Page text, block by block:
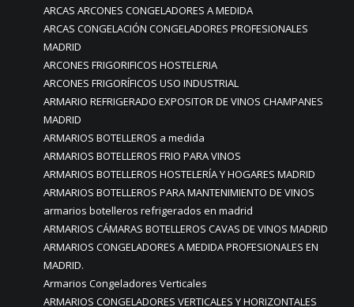
ARCAS ARCONES CONGELADORES A MEDIDA
ARCAS CONGELACIÓN CONGELADORES PROFESIONALES
MADRID
ARCONES FRIGORIFICOS HOSTELERIA
ARCONES FRIGORÍFICOS USO INDUSTRIAL
ARMARIO REFRIGERADO EXPOSITOR DE VINOS CHAMPANES
MADRID
ARMARIOS BOTELLEROS a medida
ARMARIOS BOTELLEROS FRIO PARA VINOS
ARMARIOS BOTELLEROS HOSTELERÍA Y HOGARES MADRID
ARMARIOS BOTELLEROS PARA MANTENIMIENTO DE VINOS
armarios botelleros refrigerados en madrid
ARMARIOS CÁMARAS BOTELLEROS CAVAS DE VINOS MADRID
ARMARIOS CONGELADORES A MEDIDA PROFESIONALES EN
MADRID.
Armarios Congeladores Verticales
ARMARIOS CONGELADORES VERTICALES Y HORIZONTALES